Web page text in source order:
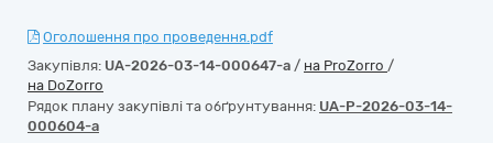
Оголошення про проведення.pdf
Закупівля: UA-2026-03-14-000647-a / на ProZorro /
на DoZorro
Рядок плану закупівлі та обґрунтування: UA-P-2026-03-14-
000604-a